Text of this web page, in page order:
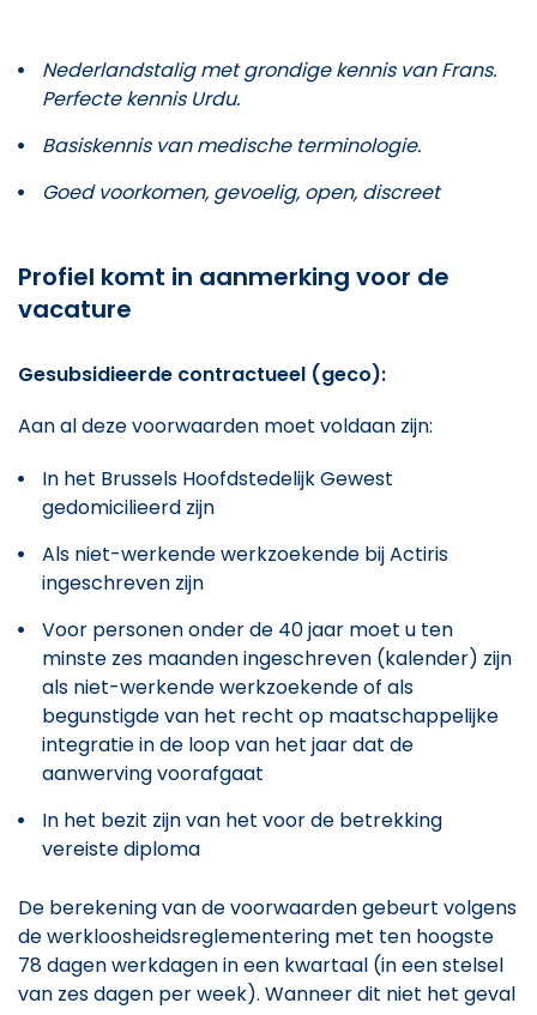
Nederlandstalig met grondige kennis van Frans.
Perfecte kennis Urdu.
Basiskennis van medische terminologie.
Goed voorkomen, gevoelig, open, discreet
Profiel komt in aanmerking voor de
vacature
Gesubsidieerde contractueel (geco):
Aan al deze voorwaarden moet voldaan zijn:
In het Brussels Hoofdstedelijk Gewest
gedomicilieerd zijn
Als niet-werkende werkzoekende bij Actiris
ingeschreven zijn
Voor personen onder de 40 jaar moet u ten
minste zes maanden ingeschreven (kalender) zijn
als niet-werkende werkzoekende of als
begunstigde van het recht op maatschappelijke
integratie in de loop van het jaar dat de
aanwerving voorafgaat
In het bezit zijn van het voor de betrekking
vereiste diploma
De berekening van de voorwaarden gebeurt volgens
de werkloosheidsreglementering met ten hoogste
78 dagen werkdagen in een kwartaal (in een stelsel
van zes dagen per week). Wanneer dit niet het geval